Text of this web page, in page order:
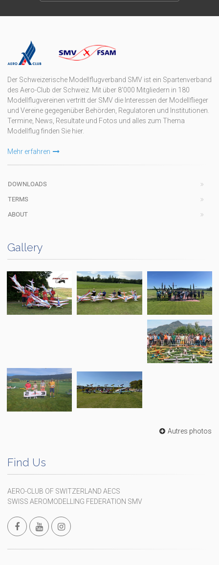
Der Schweizerische Modellflugverband SMV ist ein Spartenverband
des Aero-Club der Schweiz. Mit über 8'000 Mitgliedern in 180
Modellflugvereinen vertritt der SMV die Interessen der Modellflieger
und Vereine gegegenüber Behörden, Regulatoren und Institutionen.
Termine, News, Resultate und Fotos und alles zum Thema
Modellflug finden Sie hier.
Mehr erfahren
DOWNLOADS
TERMS
ABOUT
Gallery
Autres photos
Find Us
AERO-CLUB OF SWITZERLAND AECS
SWISS AEROMODELLING FEDERATION SMV